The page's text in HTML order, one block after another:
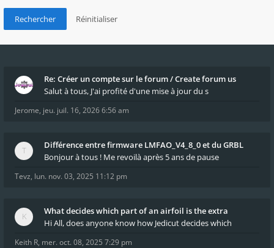
Re: Créer un compte sur le forum / Create forum us
Salut à tous, J'ai profité d'une mise à jour du s
Jerome, jeu. juil. 16, 2026 6:56 am
Différence entre firmware LMFAO_V4_8_0 et du GRBL
Bonjour à tous ! Me revoilà après 5 ans de pause
Tevz, lun. nov. 03, 2025 11:12 pm
What decides which part of an airfoil is the extra
Hi All, does anyone know how Jedicut decides which
Keith R, mer. oct. 08, 2025 7:29 pm